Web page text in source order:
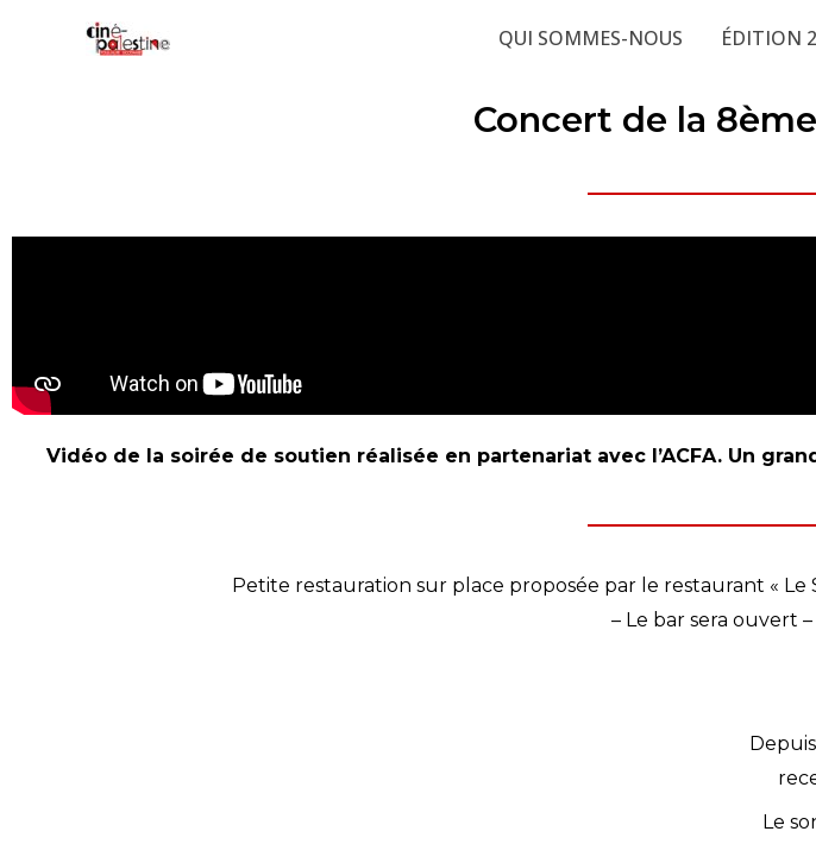
QUI SOMMES-NOUS ÉDITION
Concert de la
Vidéo de la soirée de soutien réalisée en partenariat avec l’ACFA. Un
Petite restauration sur place proposée par le restaurant « Le
– Le bar sera ouvert –
Le